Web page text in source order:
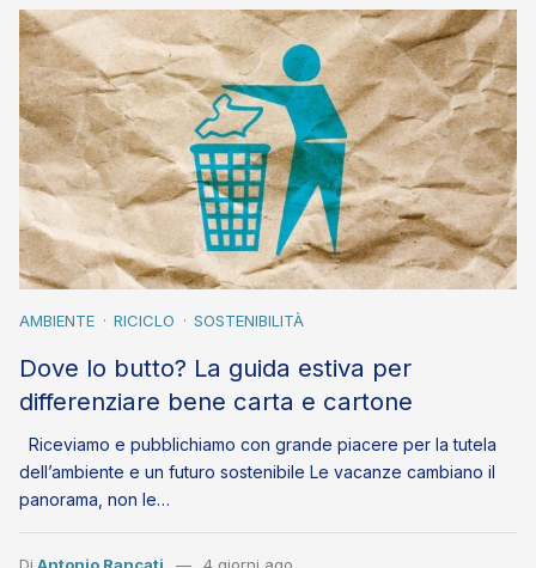
AMBIENTE RICICLO SOSTENIBILITÀ
Dove lo butto? La guida estiva per
differenziare bene carta e cartone
Riceviamo e pubblichiamo con grande piacere per la tutela
dell’ambiente e un futuro sostenibile Le vacanze cambiano il
panorama, non le…